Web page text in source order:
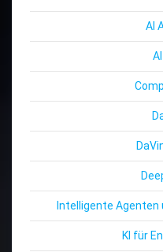
AI
Intelligente
KI für